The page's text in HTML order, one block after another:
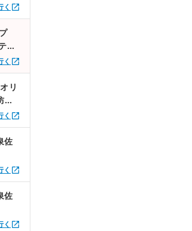
く
ィ
大
く
リ
災
く
佐
く
佐
く